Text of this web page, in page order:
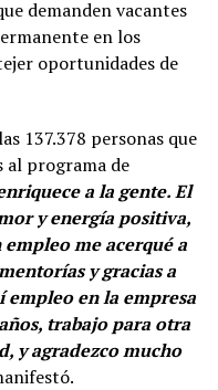
demanden vacantes
en los
oportunidades de
137.378 personas que
al programa de
a la gente. El
y energía positiva,
me acerqué a
y gracias a
empleo en la empresa
trabajo para otra
y agradezco mucho